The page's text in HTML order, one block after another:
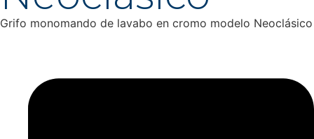
Grifo monomando de lavabo en cromo modelo Neoclásico